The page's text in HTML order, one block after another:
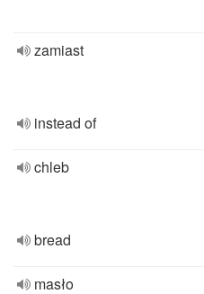
zamiast
instead of
chleb
bread
masło